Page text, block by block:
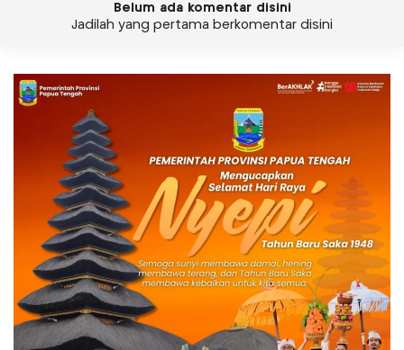
Belum ada komentar disini
Jadilah yang pertama berkomentar disini